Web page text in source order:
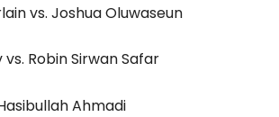
vs. Joshua Oluwaseun
Robin Sirwan Safar
Ahmadi